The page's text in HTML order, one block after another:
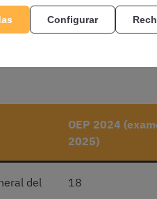
el de la OEP 2024, con las
del Estado y
En cambio, se ha
OEP 2024
2025)
del
18
Configurar